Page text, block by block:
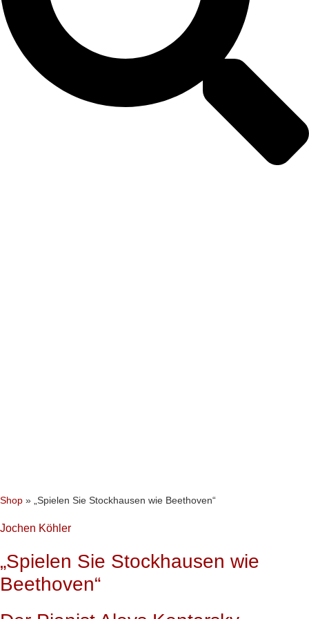
Shop » „Spielen Sie Stockhausen wie Beethoven“
Jochen Köhler
„Spielen Sie Stockhausen wie
Beethoven“